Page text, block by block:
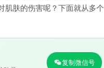
肌肤的伤害呢？下面就从多个
复制微信号